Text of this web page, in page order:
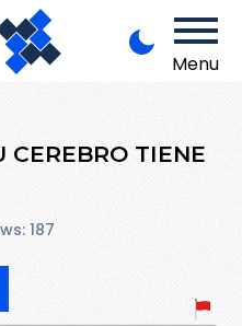
Menu
TIENE
187